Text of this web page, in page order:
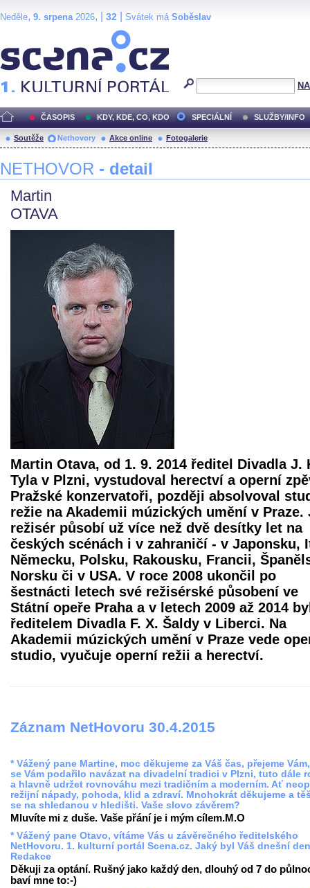
Neděle, 9. srpena2026, | 32 Svátek má Soběslav
ČASOPIS KDY, KDE, CO, KDO SPECIÁLNÍ SLUŽBY/INFO
Soutěže Nethovory Akce online Fotogalerie
NETHOVOR - detail
Martin
OTAVA
Martin Otava, od 1. 9. 2014 ředitel Divadla J.
Tyla v Plzni, vystudoval herectví a operní
Pražské konzervatoři, později absolvoval
režie na Akademii múzických umění v Praze.
režisér působí už více než dvě desítky let na
českých scénách i v zahraničí - v Japonsku,
Německu, Polsku, Rakousku, Francii,
Norsku či v USA. V roce 2008 ukončil po
šestnácti letech své režisérské působení ve
Státní opeře Praha a v letech 2009 až 2014
ředitelem Divadla F. X. Šaldy v Liberci. Na
Akademii múzických umění v Praze vede
studio, vyučuje operní režii a herectví.
Záznam NetHovoru 30.4.2015
* Vážený pane Martine, moc děkujeme za Váš čas, přejeme
se Vám podařilo navázat na divadelní tradici v Plzni, tuto dále
a hlavně udržet rovnováhu mezi tradičním a moderním. Ať
režijní nápady, pohoda, klid a zdraví. Mnohokrát děkujeme a
se na shledanou v hledišti. Vaše slovo závěrem?
Mluvíte mi z duše. Vaše přání je i mým cílem.M.O
* Vážený pane Otavo, vítáme Vás u závěrečného ředitelského
NetHovoru. 1. kulturní portál Scena.cz. Jaký byl Váš dnešní
Redakce
Děkuji za optání. Rušný jako každý den, dlouhý od 7 do
baví mne to:-)